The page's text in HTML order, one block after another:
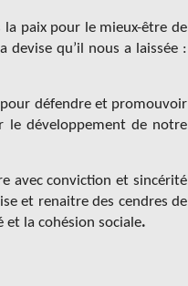
paix pour le mieux-être de
devise qu’il nous a laissée :
pour défendre et promouvoir
le développement de notre
avec conviction et sincérité
et renaitre des cendres de
la cohésion sociale.